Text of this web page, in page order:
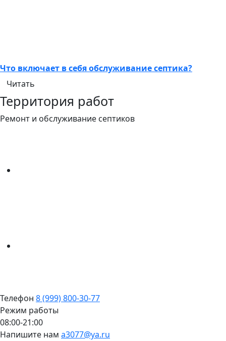
Что включает в себя обслуживание септика?
Читать
Территория работ
Ремонт и обслуживание септиков
Телефон 8 (999) 800-30-77
Режим работы
08:00-21:00
Напишите нам a3077@ya.ru